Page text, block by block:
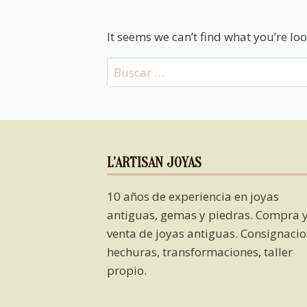
It seems we can’t find what you’re
Buscar:
L’ARTISAN JOYAS
10 años de experiencia en joyas
antiguas, gemas y piedras. Compra
venta de joyas antiguas.
hechuras, transformaciones, taller
propio.